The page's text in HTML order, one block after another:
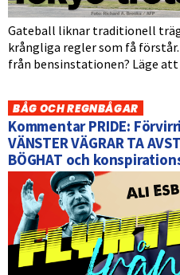
Gateball liknar traditionell
krångliga regler som få
från bensinstationen? Läge att
BÅG OCH REGNBÅGAR
Kommentar PRIDE:
VÄNSTER VÄGRAR TA
BÖGHAT och